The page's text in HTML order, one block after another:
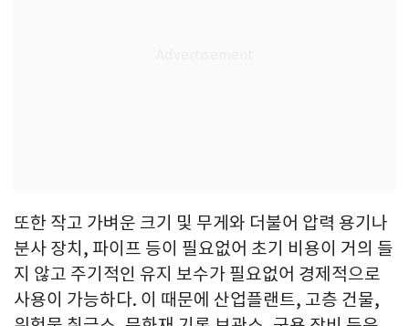
또한 작고 가벼운 크기 및 무게와 더불어 압력 용기나
분사 장치, 파이프 등이 필요없어 초기 비용이 거의 들
지 않고 주기적인 유지 보수가 필요없어 경제적으로
사용이 가능하다. 이 때문에 산업플랜트, 고층 건물,